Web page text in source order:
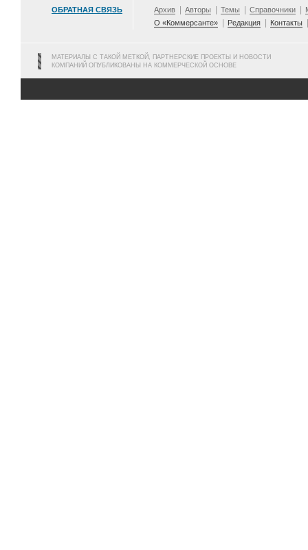
ОБРАТНАЯ СВЯЗЬ Архив Авторы Темы Справочники
О «Коммерсанте»
Редакция Контакты
МАТЕРИАЛЫ С ТАКОЙ МЕТКОЙ, ПАРТНЕРСКИЕ ПРОЕКТЫ И НОВОСТИ
КОМПАНИЙ ОПУБЛИКОВАНЫ НА КОММЕРЧЕСКОЙ ОСНОВЕ